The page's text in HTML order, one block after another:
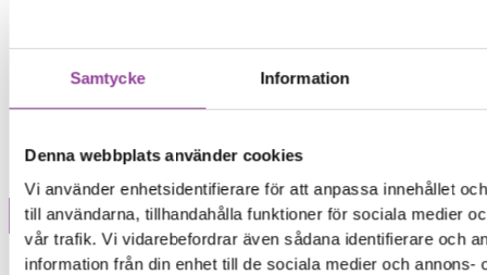
Samtycke Information
Denna webbplats använder cookies
Vi använder enhetsidentifierare för att anpassa innehållet
till användarna, tillhandahålla funktioner för sociala medier
vår trafik. Vi vidarebefordrar även sådana identifierare och
information från din enhet till de sociala medier och annons-
Märke